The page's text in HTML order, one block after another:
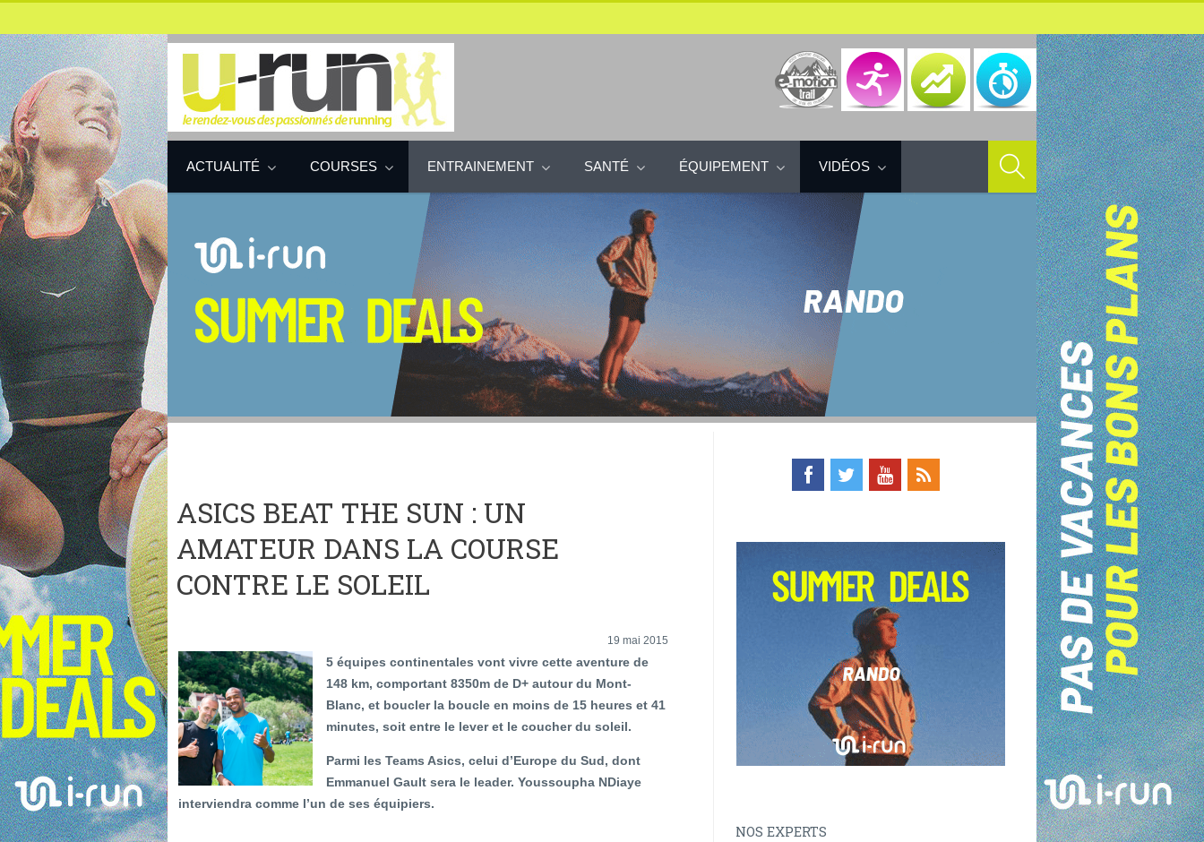
ACTUALITÉ COURSES ENTRAINEMENT SANTÉ ÉQUIPEMENT VIDÉOS
ASICS BEAT THE SUN : UN
AMATEUR DANS LA COURSE
CONTRE LE SOLEIL
19 mai 2015
5 équipes continentales vont vivre cette aventure de
148 km, comportant 8350m de D+ autour du Mont-
Blanc, et boucler la boucle en moins de 15 heures et 41
minutes, soit entre le lever et le coucher du soleil.
Parmi les Teams Asics, celui d’Europe du Sud, dont
Emmanuel Gault sera le leader. Youssoupha NDiaye
interviendra comme l’un de ses équipiers.
NOS EXPERTS